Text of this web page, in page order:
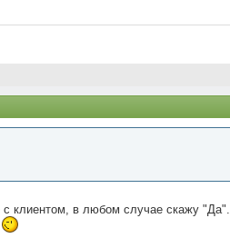
клиентом, в любом случае скажу "Да".